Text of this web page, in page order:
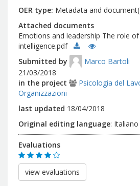
OER type Metadata and
Attached documents
Emotions and leadership The role
intelligence.pdf
Submitted by
Marco Bartoli
21/03/2018
in the project
Psicologia del
Organizzazioni
last updated 18/04/2018
Original editing language: Italiano
Evaluations
view evaluations